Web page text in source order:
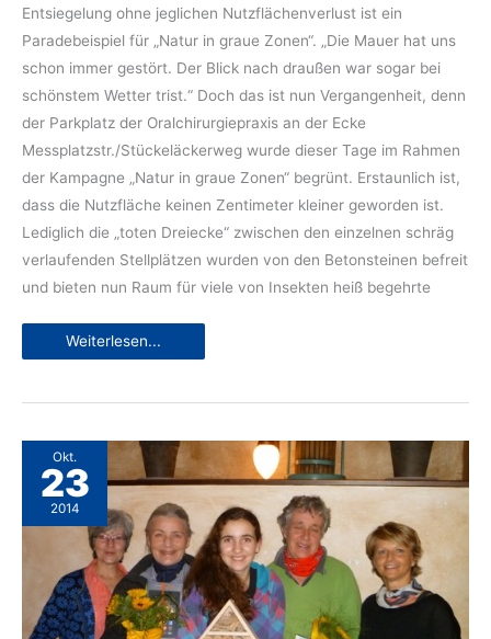
Entsiegelung ohne jeglichen Nutzflächenverlust ist ein
Paradebeispiel für „Natur in graue Zonen“. „Die Mauer hat uns
schon immer gestört. Der Blick nach draußen war sogar bei
schönstem Wetter trist.“ Doch das ist nun Vergangen­heit, denn
der Parkplatz der Oralchirurgie­praxis an der Ecke
Messplatzstr./Stückel­äckerweg wurde dieser Tage im Rahmen
der Kampagne „Natur in graue Zonen“ begrünt. Erstaunlich ist,
dass die Nutzfläche keinen Zentimeter kleiner geworden ist.
Lediglich die „toten Dreiecke“ zwischen den einzelnen schräg
verlaufenden Stellplätzen wurden von den Beton­steinen befreit
und bieten nun Raum für viele von Insekten heiß begehrte
Grüne
Weiterlesen...
Okt.
23
2014